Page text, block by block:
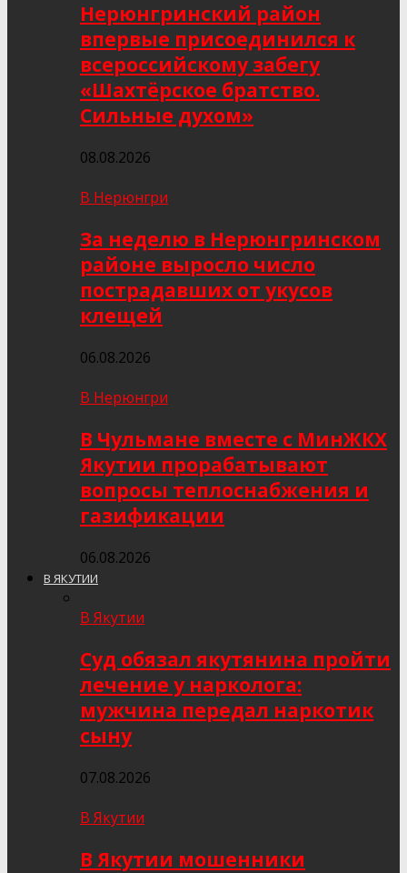
Нерюнгринский район
впервые присоединился к
всероссийскому забегу
«Шахтёрское братство.
Сильные духом»
08.08.2026
В Нерюнгри
За неделю в Нерюнгринском
районе выросло число
пострадавших от укусов
клещей
06.08.2026
В Нерюнгри
В Чульмане вместе с МинЖКХ
Якутии прорабатывают
вопросы теплоснабжения и
газификации
06.08.2026
В ЯКУТИИ
В Якутии
Суд обязал якутянина пройти
лечение у нарколога:
мужчина передал наркотик
сыну
07.08.2026
В Якутии
В Якутии мошенники